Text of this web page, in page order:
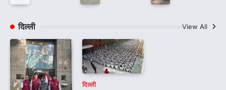
दिल्ली View All
दिल्ली